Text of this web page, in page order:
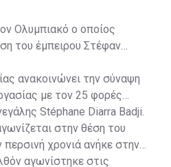
Ολυμπιακό ο οποίος
του έμπειρου Στέφαν
ανακοινώνει την σύναψη
με τον 25 φορές
Stéphane Diarra Badji.
στην θέση του
περσινή χρονιά ανήκε στην
αγωνίστηκε στις